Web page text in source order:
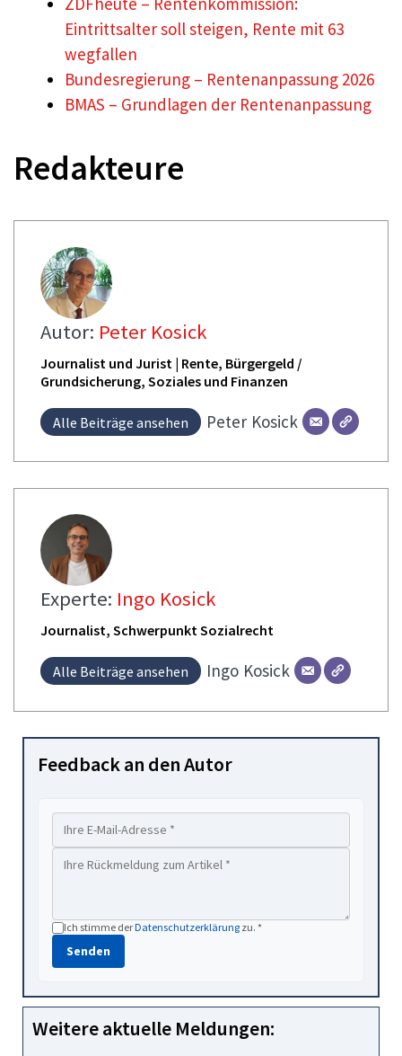
Eintrittsalter soll steigen, Rente mit 63
wegfallen
Bundesregierung – Rentenanpassung 2026
BMAS – Grundlagen der Rentenanpassung
Redakteure
Autor: Peter Kosick
Journalist und Jurist | Rente, Bürgergeld /
Grundsicherung, Soziales und Finanzen
Alle Beiträge ansehen Peter Kosick
Experte: Ingo Kosick
Journalist, Schwerpunkt Sozialrecht
Alle Beiträge ansehen Ingo Kosick
Feedback an den Autor
Ich stimme derDatenschutzerklärung zu. *
Senden
Weitere aktuelle Meldungen: